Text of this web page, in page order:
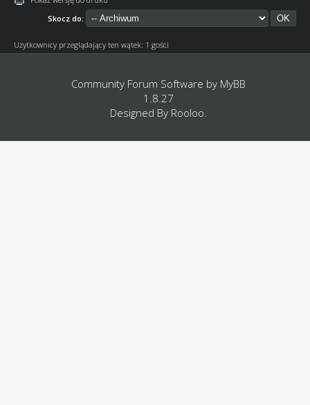
Skocz do:
Użytkownicy przeglądający ten wątek: 1 gości
Community Forum Software by MyBB
1.8.27
Designed By Rooloo